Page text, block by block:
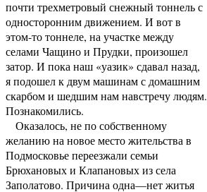
почти трехметровый снежный тоннель с
односторонним движением. И вот в
этом-то тоннеле, на участке между
селами Чащино и Прудки, произошел
затор. И пока наш «уазик» сдавал назад,
я подошел к двум машинам с домашним
скарбом и шедшим нам навстречу людям.
Познакомились.
Оказалось, не по собственному
желанию на новое место жительства в
Подмосковье переезжали семьи
Брюхановых и Клапановых из села
Заполатово. Причина одна—нет житья